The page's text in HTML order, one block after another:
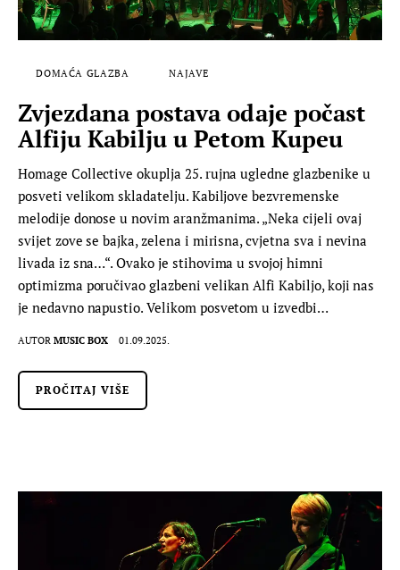
DOMAĆA GLAZBA NAJAVE
Zvjezdana postava odaje počast
Alfiju Kabilju u Petom Kupeu
Homage Collective okuplja 25. rujna ugledne glazbenike u
posveti velikom skladatelju. Kabiljove bezvremenske
melodije donose u novim aranžmanima. „Neka cijeli ovaj
svijet zove se bajka, zelena i mirisna, cvjetna sva i nevina
livada iz sna…“. Ovako je stihovima u svojoj himni
optimizma poručivao glazbeni velikan Alfi Kabiljo, koji nas
je nedavno napustio. Velikom posvetom u izvedbi…
AUTOR MUSIC BOX 01.09.2025.
PROČITAJ VIŠE